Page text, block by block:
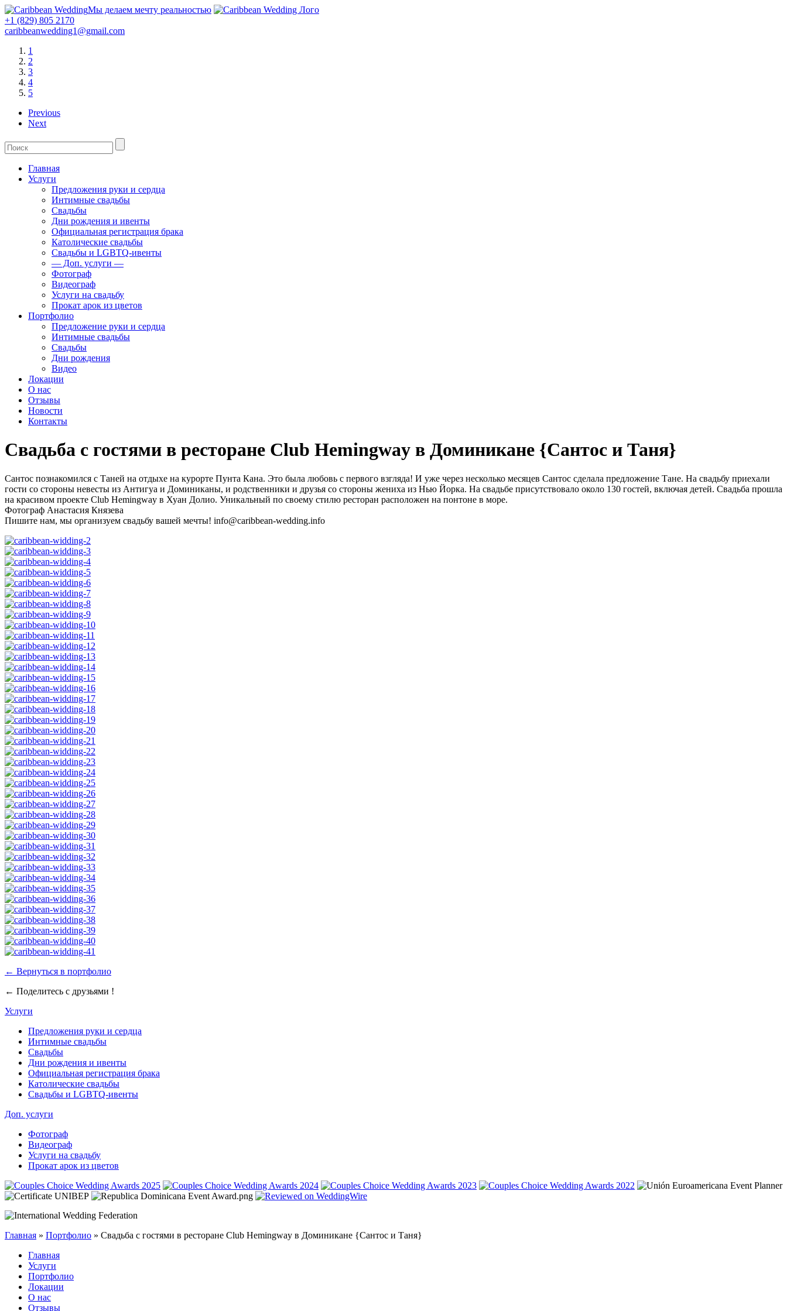
Мы делаем мечту реальностью
+1 (829) 805 2170
caribbeanwedding1@gmail.com
1
2
3
4
5
Previous
Next
Главная
Услуги
Предложения руки и сердца
Интимные свадьбы
Свадьбы
Дни рождения и ивенты
Официальная регистрация брака
Католические свадьбы
Свадьбы и LGBTQ-ивенты
— Доп. услуги —
Фотограф
Видеограф
Услуги на свадьбу
Прокат арок из цветов
Портфолио
Предложение руки и сердца
Интимные свадьбы
Свадьбы
Дни рождения
Видео
Локации
О нас
Отзывы
Новости
Контакты
Свадьба с гостями в ресторане Club Hemingway в Доминикане {Сантос и Таня}
Сантос познакомился с Таней на отдыхе на курорте Пунта Кана. Это была любовь с первого взгляда! И уже через несколько месяцев Сантос сделала предложение Тане. На свадьбу приехали
гости со стороны невесты из Антигуа и Доминиканы, и родственники и друзья со стороны жениха из Нью Йорка. На свадьбе присутствовало около 130 гостей, включая детей. Свадьба прошла
на красивом проекте Club Hemingway в Хуан Долио. Уникальный по своему стилю ресторан расположен на понтоне в море.
Фотограф Анастасия Князева
Пишите нам, мы организуем свадьбу вашей мечты! info@caribbean-wedding.info
← Вернуться в портфолио
← Поделитесь с друзьями !
Услуги
Предложения руки и сердца
Интимные свадьбы
Свадьбы
Дни рождения и ивенты
Официальная регистрация брака
Католические свадьбы
Свадьбы и LGBTQ-ивенты
Доп. услуги
Фотограф
Видеограф
Услуги на свадьбу
Прокат арок из цветов
Главная » Портфолио » Свадьба с гостями в ресторане Club Hemingway в Доминикане {Сантос и Таня}
Главная
Услуги
Портфолио
Локации
О нас
Отзывы